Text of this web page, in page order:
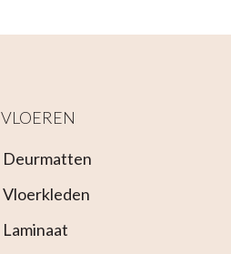
VLOEREN
Deurmatten
Vloerkleden
Laminaat